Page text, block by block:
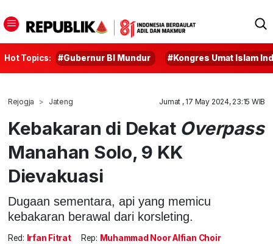
Hot Topics: #Gubernur BI Mundur #Kongres Umat Islam
Rejogja Jateng Jumat , 17 May 2024, 23:15 WIB
Kebakaran di Dekat Overpass
Manahan Solo, 9 KK
Dievakuasi
Dugaan sementara, api yang memicu
kebakaran berawal dari korsleting.
Red: Irfan Fitrat Rep: Muhammad Noor Alfian Choir